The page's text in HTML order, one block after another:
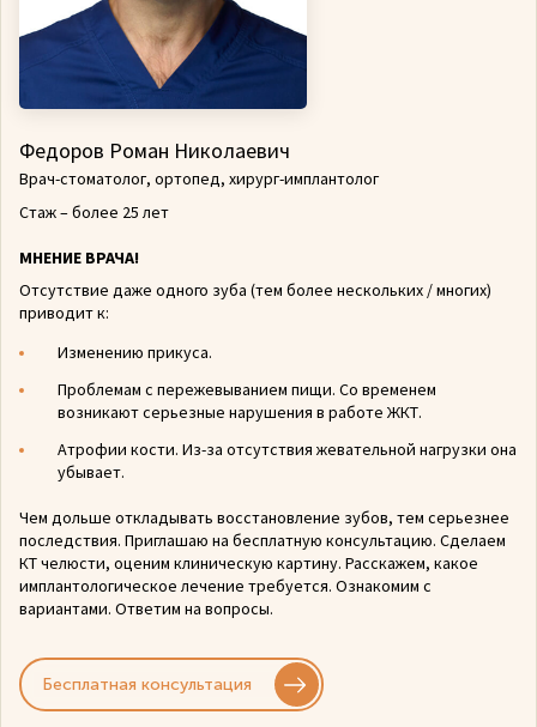
МНЕНИЕ ВРАЧА!
Отсутствие даже одного зуба (тем более нескольких / многих)
приводит к:
Изменению прикуса.
Проблемам с пережевыванием пищи. Со временем
возникают серьезные нарушения в работе ЖКТ.
Атрофии кости. Из-за отсутствия жевательной нагрузки она
убывает.
Чем дольше откладывать восстановление зубов, тем серьезнее
последствия. Приглашаю на бесплатную консультацию. Сделаем
КТ челюсти, оценим клиническую картину. Расскажем, какое
имплантологическое лечение требуется. Ознакомим с
вариантами. Ответим на вопросы.
Бесплатная консультация
Федоров Роман Николаевич
Врач-стоматолог, ортопед, хирург-имплантолог
Стаж – более 25 лет